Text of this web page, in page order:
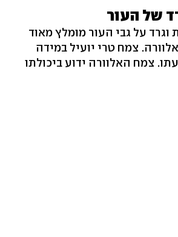
של העור
על גבי העור מומלץ מאוד
צמח טרי יועיל במידה
צמח האלוורה ידוע ביכולתו